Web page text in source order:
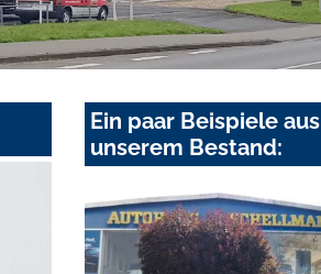
Ein paar Beispiele aus
unserem Bestand: